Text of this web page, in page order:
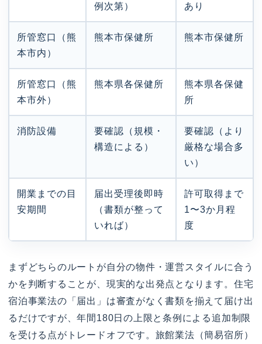
例次第）
あり
所管窓口（熊
本市内）
熊本市保健所 熊本市保健所
所管窓口（熊
本市外）
熊本県各保健所
熊本県各保健
所
消防設備
要確認（規模・
構造による）
要確認（より
厳格な場合多
い）
開業までの目
安期間
届出受理後即時
（書類が整って
いれば）
許可取得まで
1〜3か月程
度
まずどちらのルートが自分の物件・運営スタイルに合う
かを判断することが、現実的な出発点となります。住宅
宿泊事業法の「届出」は審査がなく書類を揃えて届け出
るだけですが、年間180日の上限と条例による追加制限
を受ける点がトレードオフです。旅館業法（簡易宿所）